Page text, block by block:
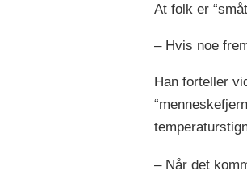
At folk er
– Hvis noe
Han forteller
– Når det